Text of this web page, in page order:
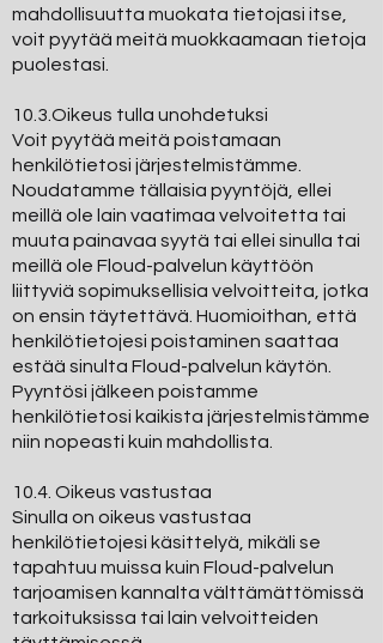
mahdollisuutta muokata tietojasi itse,
voit pyytää meitä muokkaamaan tietoja
puolestasi.
10.3.Oikeus tulla unohdetuksi
Voit pyytää meitä poistamaan
henkilötietosi järjestelmistämme.
Noudatamme tällaisia pyyntöjä, ellei
meillä ole lain vaatimaa velvoitetta tai
muuta painavaa syytä tai ellei sinulla tai
meillä ole Floud-palvelun käyttöön
liittyviä sopimuksellisia velvoitteita, jotka
on ensin täytettävä. Huomioithan, että
henkilötietojesi poistaminen saattaa
estää sinulta Floud-palvelun käytön.
Pyyntösi jälkeen poistamme
henkilötietosi kaikista järjestelmistämme
niin nopeasti kuin mahdollista.
10.4. Oikeus vastustaa
Sinulla on oikeus vastustaa
henkilötietojesi käsittelyä, mikäli se
tapahtuu muissa kuin Floud-palvelun
tarjoamisen kannalta välttämättömissä
tarkoituksissa tai lain velvoitteiden